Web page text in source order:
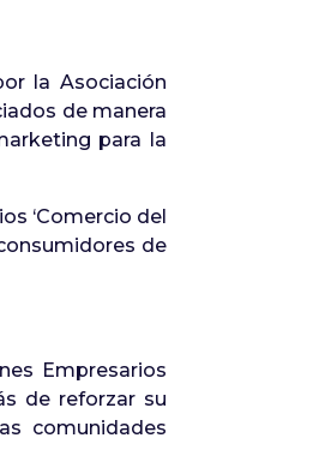
la Asociación
de manera
para la
‘Comercio del
de
Empresarios
de reforzar su
comunidades